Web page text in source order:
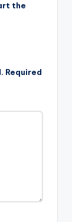
the
Required